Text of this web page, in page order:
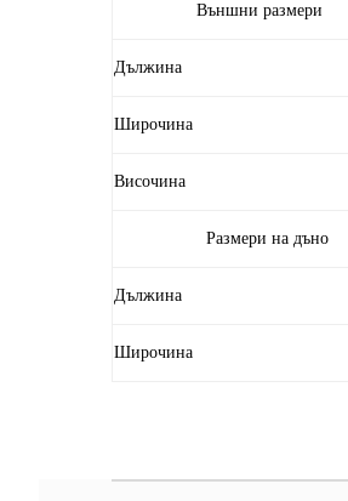
Външни размери
Дължина
Широчина
Височина
Размери на дъно
Дължина
Широчина